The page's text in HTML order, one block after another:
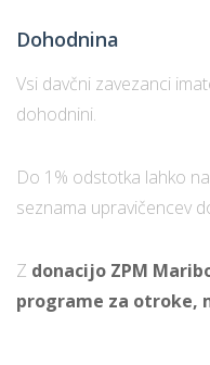
Dohodnina
Vsi davčni zavezanci
dohodnini.
Do 1% odstotka lahko
seznama upravičencev
Z donacijo ZPM
programe za otroke,